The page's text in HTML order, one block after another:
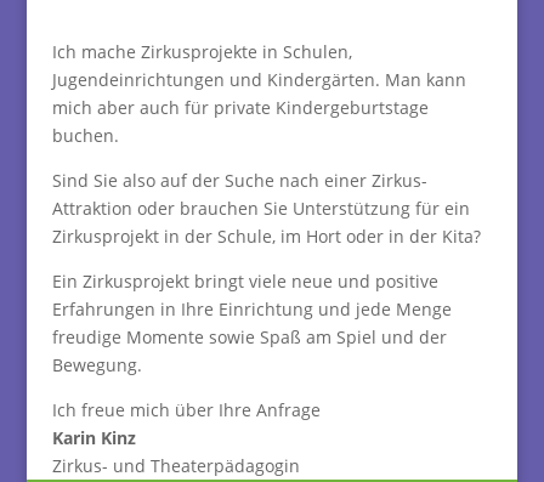
Ich mache Zirkusprojekte in Schulen,
Jugendeinrichtungen und Kindergärten. Man kann
mich aber auch für private Kindergeburtstage
buchen.
Sind Sie also auf der Suche nach einer Zirkus-
Attraktion oder brauchen Sie Unterstützung für ein
Zirkusprojekt in der Schule, im Hort oder in der Kita?
Ein Zirkusprojekt bringt viele neue und positive
Erfahrungen in Ihre Einrichtung und jede Menge
freudige Momente sowie Spaß am Spiel und der
Bewegung.
Ich freue mich über Ihre Anfrage
Karin Kinz
Zirkus- und Theaterpädagogin